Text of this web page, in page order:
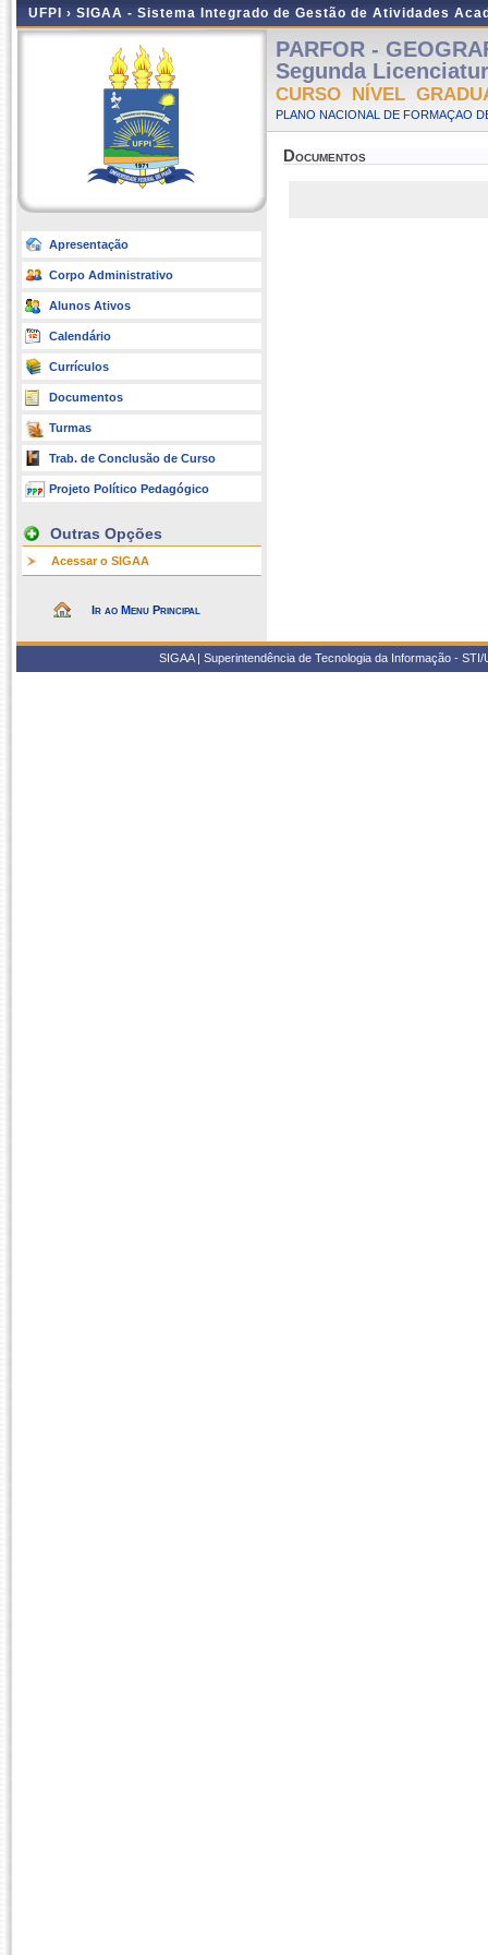
UFPI › SIGAA - Sistema Integrado de Gestão de Atividades
Apresentação
Corpo Administrativo
Alunos Ativos
Calendário
Currículos
Documentos
Turmas
Trab. de Conclusão de Curso
Projeto Político Pedagógico
Outras Opções
Acessar o SIGAA
Ir ao Menu Principal
PARFOR -
Segunda
CURSO NÍVEL
PLANO NACIONAL DE FORMAÇAO
Documentos
SIGAA | Superintendência de Tecnologia da Informação -